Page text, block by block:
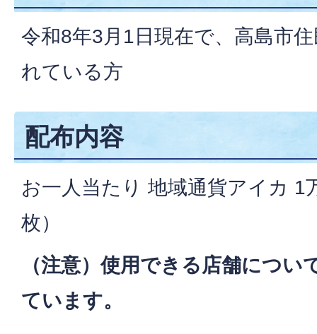
令和8年3月1日現在で、高島市
れている方
配布内容
お一人当たり 地域通貨アイカ 1
枚）
（注意）使用できる店舗につい
ています。